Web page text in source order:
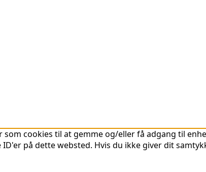
cookies til at gemme og/eller få adgang til
på dette websted. Hvis du ikke giver dit